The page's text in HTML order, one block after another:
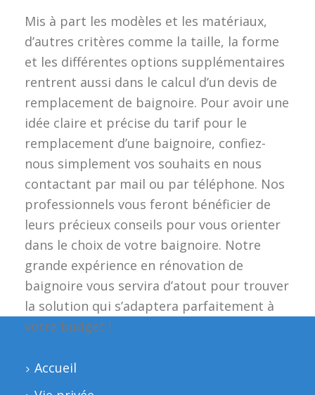
Mis à part les modèles et les matériaux,
d’autres critères comme la taille, la forme
et les différentes options supplémentaires
rentrent aussi dans le calcul d’un devis de
remplacement de baignoire. Pour avoir une
idée claire et précise du tarif pour le
remplacement d’une baignoire, confiez-
nous simplement vos souhaits en nous
contactant par mail ou par téléphone. Nos
professionnels vous feront bénéficier de
leurs précieux conseils pour vous orienter
dans le choix de votre baignoire. Notre
grande expérience en rénovation de
baignoire vous servira d’atout pour trouver
la solution qui s’adaptera parfaitement à
votre budget !
Accueil